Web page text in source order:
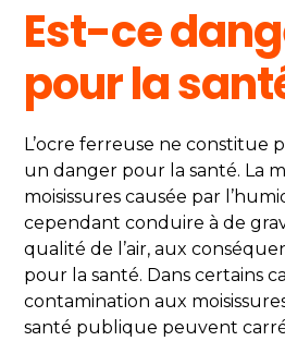
Est-ce
pour la
L’ocre ferreuse ne constitue
un danger pour la santé. La
moisissures causée par
cependant conduire à de
qualité de l’air, aux
pour la santé. Dans certains
contamination aux
santé publique peuvent